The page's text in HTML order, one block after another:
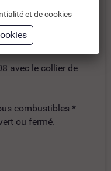
Joncoux 1m
L.1.00m - Tuyau en
avec le collier de
combustibles *
ou fermé.
et de cookies